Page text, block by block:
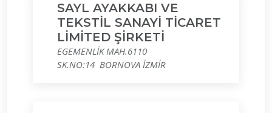
SAYL AYAKKABI VE
TEKSTİL SANAYİ TİCARET
LİMİTED ŞİRKETİ
EGEMENLİK MAH.6110
SK.NO:14 BORNOVA İZMİR